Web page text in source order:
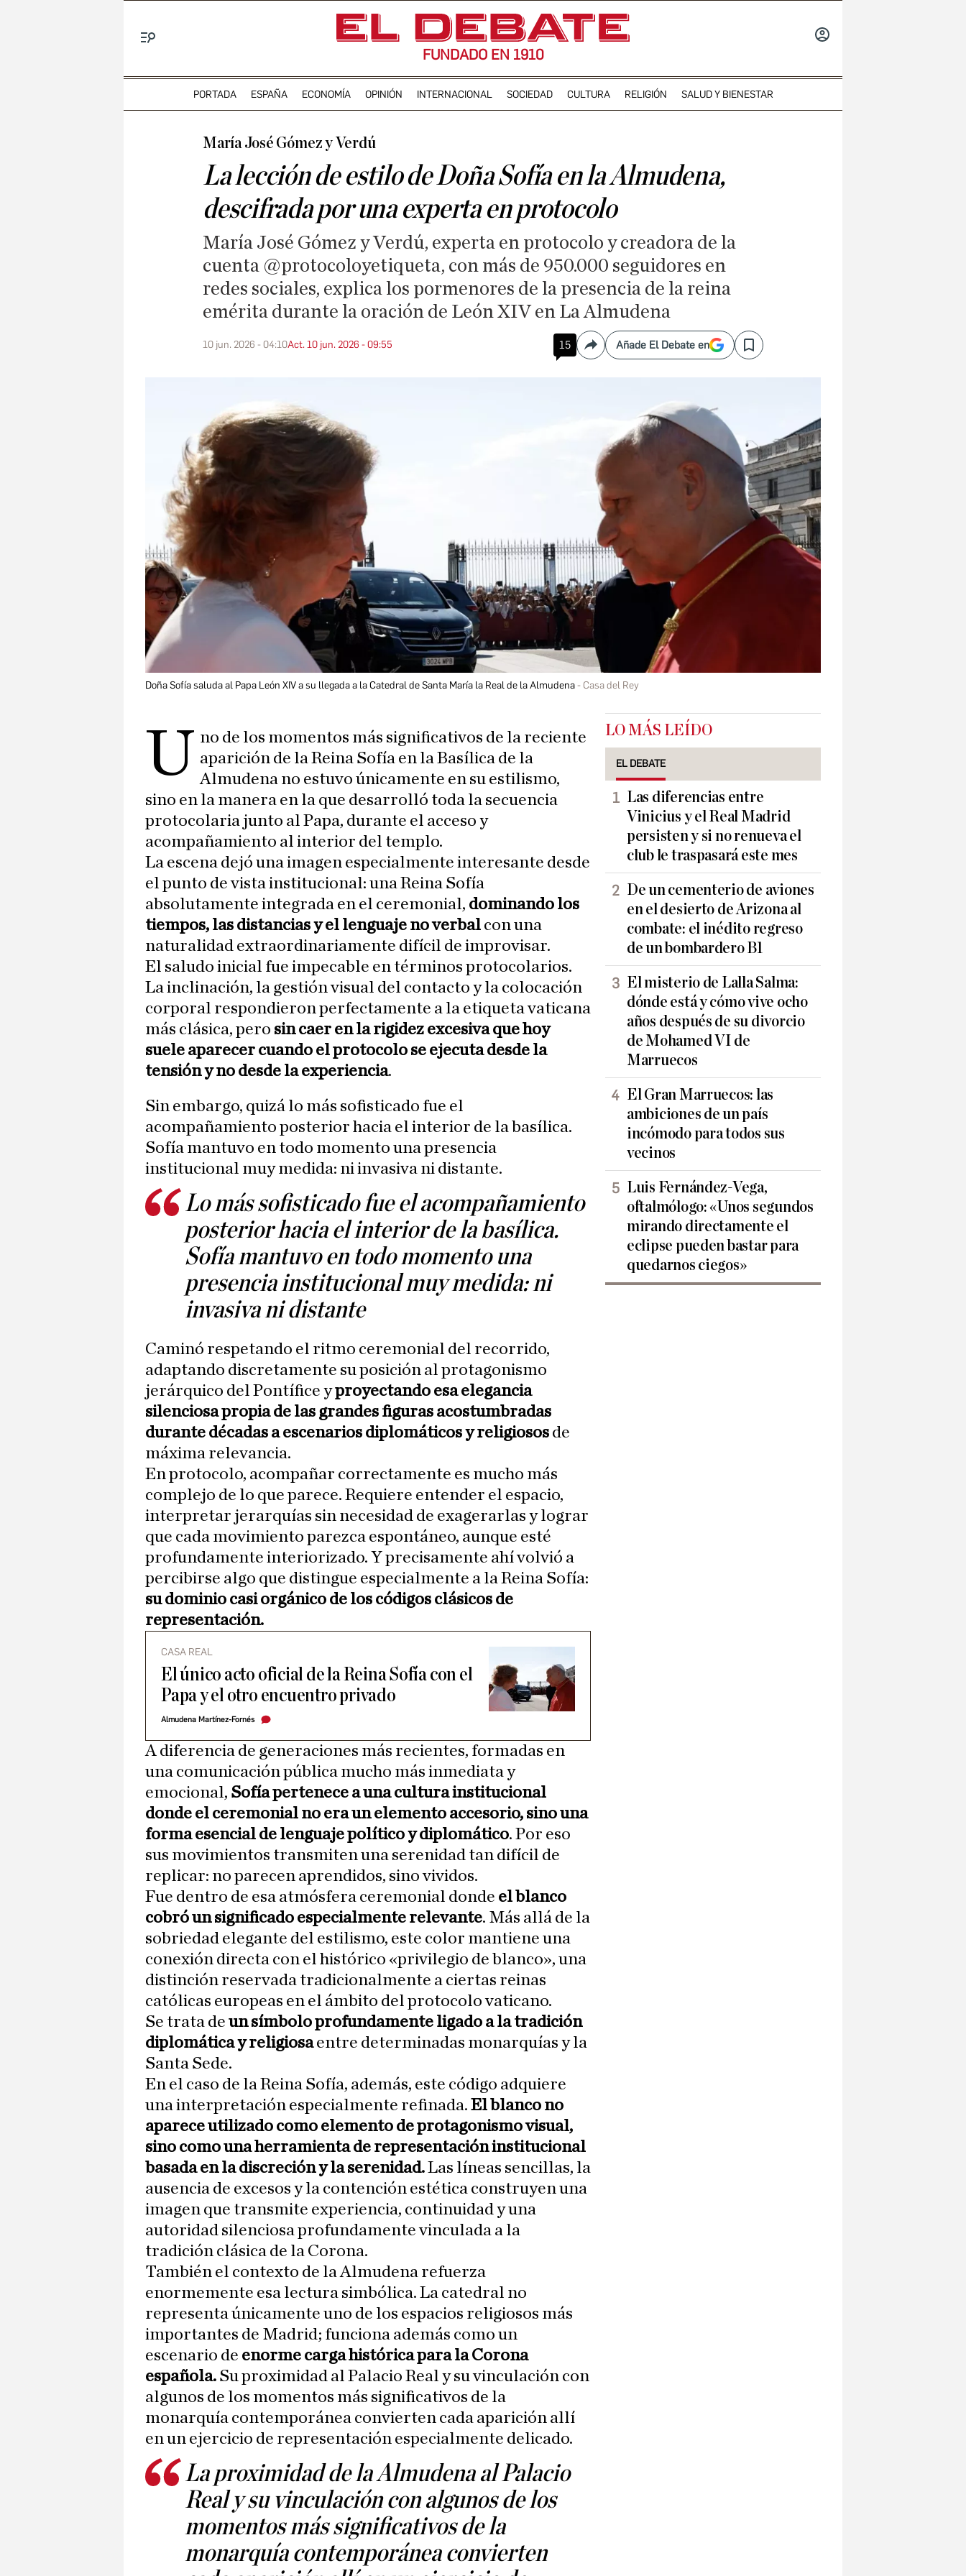
FUNDADO EN 1910
PORTADA ESPAÑA ECONOMÍA OPINIÓN INTERNACIONAL SOCIEDAD CULTURA RELIGIÓN SALUD Y BIENESTAR
María José Gómez y Verdú
La lección de estilo de Doña Sofía en la Almudena,
descifrada por una experta en protocolo
María José Gómez y Verdú, experta en protocolo y creadora de la
cuenta @protocoloyetiqueta, con más de 950.000 seguidores en
redes sociales, explica los pormenores de la presencia de la reina
emérita durante la oración de León XIV en La Almudena
10 jun. 2026 - 04:10Act. 10 jun. 2026 - 09:55 15 CompartirAñade El Debate en Save
Doña Sofía saluda al Papa León XIV a su llegada a la Catedral de Santa María la Real de la Almudena Casa del Rey
U no de los momentos más significativos de la reciente
aparición de la Reina Sofía en la Basílica de la
Almudena no estuvo únicamente en su estilismo,
sino en la manera en la que desarrolló toda la secuencia
protocolaria junto al Papa, durante el acceso y
acompañamiento al interior del templo.
La escena dejó una imagen especialmente interesante desde
el punto de vista institucional: una Reina Sofía
absolutamente integrada en el ceremonial, dominando los
tiempos, las distancias y el lenguaje no verbal con una
naturalidad extraordinariamente difícil de improvisar.
El saludo inicial fue impecable en términos protocolarios.
La inclinación, la gestión visual del contacto y la colocación
corporal respondieron perfectamente a la etiqueta vaticana
más clásica, pero sin caer en la rigidez excesiva que hoy
suele aparecer cuando el protocolo se ejecuta desde la
tensión y no desde la experiencia.
Sin embargo, quizá lo más sofisticado fue el
acompañamiento posterior hacia el interior de la basílica.
Sofía mantuvo en todo momento una presencia
institucional muy medida: ni invasiva ni distante.
Lo más sofisticado fue el acompañamiento
posterior hacia el interior de la basílica.
Sofía mantuvo en todo momento una
presencia institucional muy medida: ni
invasiva ni distante
Caminó respetando el ritmo ceremonial del recorrido,
adaptando discretamente su posición al protagonismo
jerárquico del Pontífice yproyectando esa elegancia
silenciosa propia de las grandes figuras acostumbradas
durante décadas a escenarios diplomáticos y religiosos de
máxima relevancia.
En protocolo, acompañar correctamente es mucho más
complejo de lo que parece. Requiere entender el espacio,
interpretar jerarquías sin necesidad de exagerarlas y lograr
que cada movimiento parezca espontáneo, aunque esté
profundamente interiorizado. Y precisamente ahí volvió a
percibirse algo que distingue especialmente a la Reina Sofía:
su dominio casi orgánico de los códigos clásicos de
representación.
CASA REAL
El único acto oficial de la Reina Sofía con el
Papa y el otro encuentro privado
Almudena Martínez-Fornés
A diferencia de generaciones más recientes, formadas en
una comunicación pública mucho más inmediata y
emocional, Sofía pertenece a una cultura institucional
donde el ceremonial no era un elemento accesorio, sino una
forma esencial de lenguaje político y diplomático. Por eso
sus movimientos transmiten una serenidad tan difícil de
replicar: no parecen aprendidos, sino vividos.
Fue dentro de esa atmósfera ceremonial donde el blanco
cobró un significado especialmente relevante. Más allá de la
sobriedad elegante del estilismo, este color mantiene una
conexión directa con el histórico «privilegio de blanco», una
distinción reservada tradicionalmente a ciertas reinas
católicas europeas en el ámbito del protocolo vaticano.
Se trata de un símbolo profundamente ligado a la tradición
diplomática y religiosaentre determinadas monarquías y la
Santa Sede.
En el caso de la Reina Sofía, además, este código adquiere
una interpretación especialmente refinada. El blanco no
aparece utilizado como elemento de protagonismo visual,
sino como una herramienta de representación institucional
basada en la discreción y la serenidad.Las líneas sencillas, la
ausencia de excesos y la contención estética construyen una
imagen que transmite experiencia, continuidad y una
autoridad silenciosa profundamente vinculada a la
tradición clásica de la Corona.
También el contexto de la Almudena refuerza
enormemente esa lectura simbólica. La catedral no
representa únicamente uno de los espacios religiosos más
importantes de Madrid; funciona además como un
escenario de enorme carga histórica para la Corona
española. Su proximidad al Palacio Real y su vinculación con
algunos de los momentos más significativos de la
monarquía contemporánea convierten cada aparición allí
en un ejercicio de representación especialmente delicado.
La proximidad de la Almudena al Palacio
Real y su vinculación con algunos de los
momentos más significativos de la
monarquía contemporánea convierten
LO MÁS LEÍDO
EL DEBATE
Las diferencias entre
Vinicius y el Real Madrid
persisten y si no renueva el
club le traspasará este mes
De un cementerio de aviones
en el desierto de Arizona al
combate: el inédito regreso
de un bombardero B1
El misterio de Lalla Salma:
dónde está y cómo vive ocho
años después de su divorcio
de Mohamed VI de
Marruecos
El Gran Marruecos: las
ambiciones de un país
incómodo para todos sus
vecinos
Luis Fernández-Vega,
oftalmólogo: «Unos segundos
mirando directamente el
eclipse pueden bastar para
quedarnos ciegos»